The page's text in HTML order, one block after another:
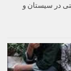
در سیستان و